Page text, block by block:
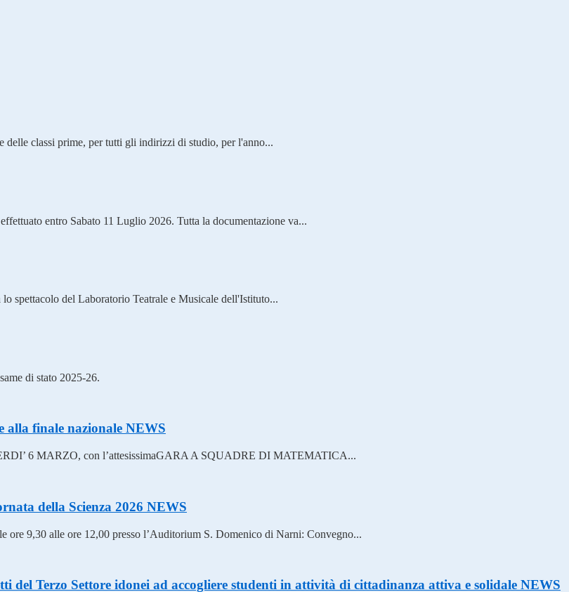
classi prime, per tutti gli indirizzi di studio, per l'anno...
entro Sabato 11 Luglio 2026. Tutta la documentazione va...
spettacolo del Laboratorio Teatrale e Musicale dell'Istituto...
di stato 2025-26.
alla finale nazionale NEWS
6 MARZO, con l’attesissimaGARA A SQUADRE DI MATEMATICA...
della Scienza 2026 NEWS
9,30 alle ore 12,00 presso l’Auditorium S. Domenico di Narni: Convegno...
del Terzo Settore idonei ad accogliere studenti in attività di cittadinanza attiva e solidale NEWS